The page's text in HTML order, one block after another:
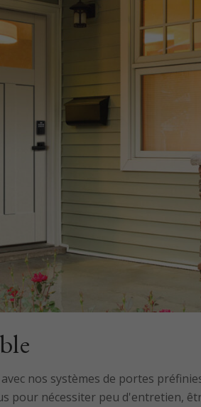
nos systèmes de portes
nécessiter peu d'entretien,